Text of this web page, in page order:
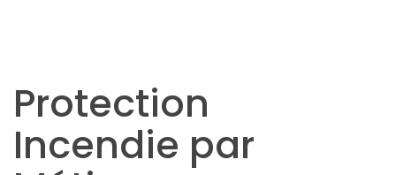
Protection
Incendie par